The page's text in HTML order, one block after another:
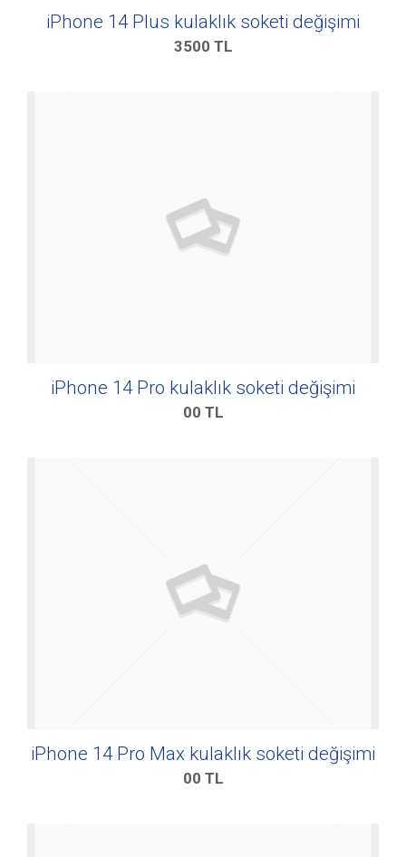
iPhone 14 Plus kulaklık soketi değişimi
3500 TL
iPhone 14 Pro kulaklık soketi değişimi
00 TL
iPhone 14 Pro Max kulaklık soketi değişimi
00 TL